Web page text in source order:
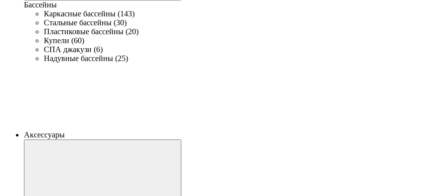
Бассейны
Каркасные бассейны (143)
Стальные бассейны (30)
Пластиковые бассейны (20)
Купели (60)
СПА джакузи (6)
Надувные бассейны (25)
Аксессуары